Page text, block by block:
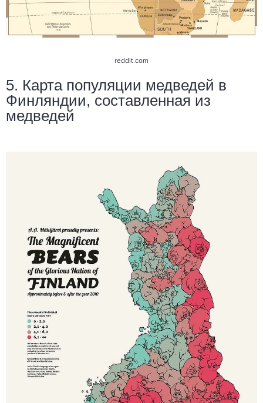
reddit.com
5. Карта популяции медведей в
Финляндии, составленная из
медведей